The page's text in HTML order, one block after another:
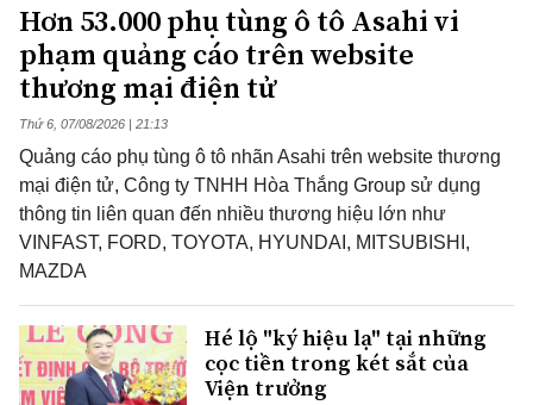
Hơn 53.000 phụ tùng ô tô Asahi vi
phạm quảng cáo trên website
thương mại điện tử
Thứ 6, 07/08/2026 | 21:13
Quảng cáo phụ tùng ô tô nhãn Asahi trên website thương
mại điện tử, Công ty TNHH Hòa Thắng Group sử dụng
thông tin liên quan đến nhiều thương hiệu lớn như
VINFAST, FORD, TOYOTA, HYUNDAI, MITSUBISHI,
MAZDA
Hé lộ "ký hiệu lạ" tại những
cọc tiền trong két sắt của
Viện trưởng